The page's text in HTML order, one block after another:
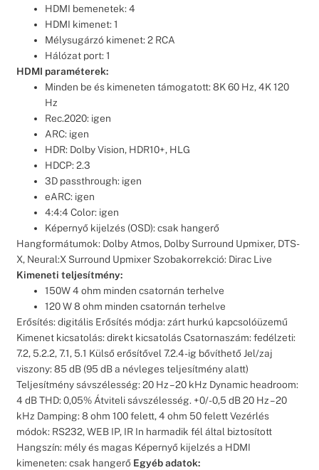
HDMI bemenetek: 4
HDMI kimenet: 1
Mélysugárzó kimenet: 2 RCA
Hálózat port: 1
HDMI paraméterek:
Minden be és kimeneten támogatott: 8K 60 Hz, 4K 120
Hz
Rec.2020: igen
ARC: igen
HDR: Dolby Vision, HDR10+, HLG
HDCP: 2.3
3D passthrough: igen
eARC: igen
4:4:4 Color: igen
Képernyő kijelzés (OSD): csak hangerő
Hangformátumok: Dolby Atmos, Dolby Surround Upmixer, DTS-
X, Neural:X Surround Upmixer Szobakorrekció: Dirac Live
Kimeneti teljesítmény:
150W 4 ohm minden csatornán terhelve
120 W 8 ohm minden csatornán terhelve
Erősítés: digitális Erősítés módja: zárt hurkú kapcsolóüzemű
Kimenet kicsatolás: direkt kicsatolás Csatornaszám: fedélzeti:
7.2, 5.2.2, 7.1, 5.1 Külső erősítővel 7.2.4-ig bővíthető Jel/zaj
viszony: 85 dB (95 dB a névleges teljesítmény alatt)
Teljesítmény sávszélesség: 20 Hz – 20 kHz Dynamic headroom:
4 dB THD: 0,05% Átviteli sávszélesség. +0/-0,5 dB 20 Hz – 20
kHz Damping: 8 ohm 100 felett, 4 ohm 50 felett Vezérlés
módok: RS232, WEB IP, IR In harmadik fél által biztosított
Hangszín: mély és magas Képernyő kijelzés a HDMI
kimeneten: csak hangerő Egyéb adatok: